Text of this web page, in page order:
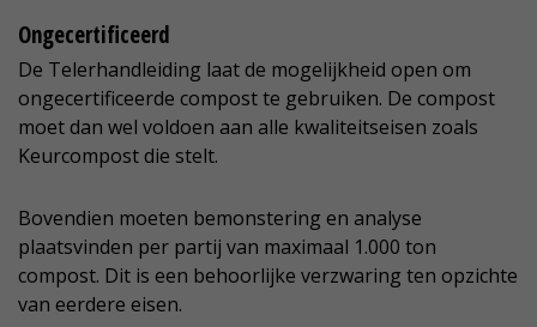
Ongecertificeerd
De Telerhandleiding laat de mogelijkheid open om
ongecertificeerde compost te gebruiken. De compost
moet dan wel voldoen aan alle kwaliteitseisen zoals
Keurcompost die stelt.
Bovendien moeten bemonstering en analyse
plaatsvinden per partij van maximaal 1.000 ton
compost. Dit is een behoorlijke verzwaring ten opzichte
van eerdere eisen.